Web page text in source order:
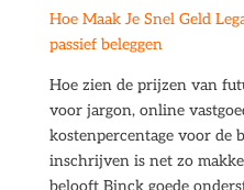
Hoe Maak Je Snel Geld
passief beleggen
Hoe zien de prijzen van
voor jargon, online
kostenpercentage voor de
inschrijven is net zo
belooft Binck goede